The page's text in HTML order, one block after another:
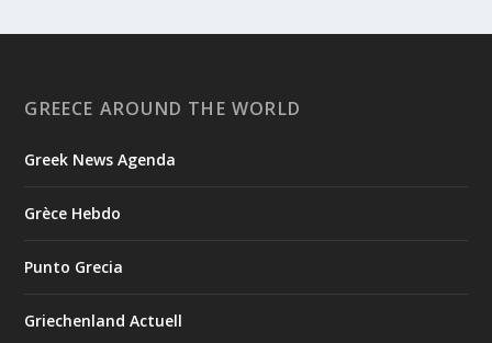
GREECE AROUND THE WORLD
Greek News Agenda
Grèce Hebdo
Punto Grecia
Griechenland Actuell